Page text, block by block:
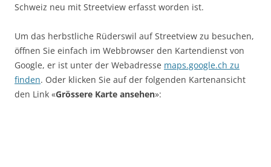
Schweiz neu mit Streetview erfasst worden ist.
Um das herbstliche Rüderswil auf Streetview zu besuchen,
öffnen Sie einfach im Webbrowser den Kartendienst von
Google, er ist unter der Webadresse maps.google.ch zu
finden. Oder klicken Sie auf der folgenden Kartenansicht
den Link «Grössere Karte ansehen»: